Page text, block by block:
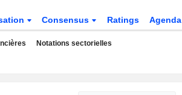
Consensus Ratings Agenda
Notations sectorielles